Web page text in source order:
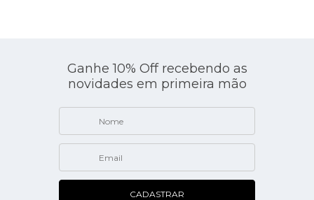
Ganhe 10% Off recebendo as
novidades em primeira mão
CADASTRAR